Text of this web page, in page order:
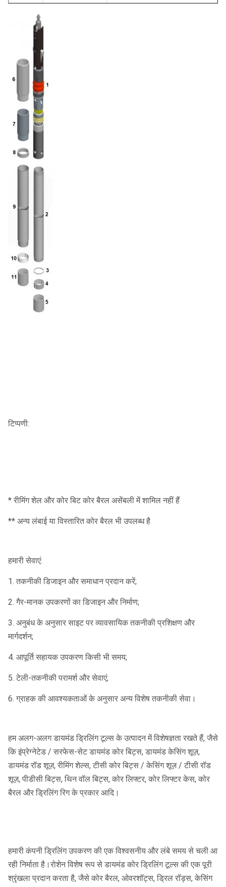
टिप्पणी:
* रीमिंग शेल और कोर बिट कोर बैरल असेंबली में शामिल नहीं हैं
** अन्य लंबाई या विस्तारित कोर बैरल भी उपलब्ध है
हमारी सेवाएं:
1. तकनीकी डिजाइन और समाधान प्रदान करें;
2. गैर-मानक उपकरणों का डिजाइन और निर्माण;
3. अनुबंध के अनुसार साइट पर व्यावसायिक तकनीकी प्रशिक्षण और
मार्गदर्शन;
4. आपूर्ति सहायक उपकरण किसी भी समय;
5. टेली-तकनीकी परामर्श और सेवाएं;
6. ग्राहक की आवश्यकताओं के अनुसार अन्य विशेष तकनीकी सेवा।
हम अलग-अलग डायमंड ड्रिलिंग टूल्स के उत्पादन में विशेषज्ञता रखते हैं, जैसे
कि इंप्रेग्नेटेड / सरफेस-सेट डायमंड कोर बिट्स, डायमंड केसिंग शूज़,
डायमंड रॉड शूज़, रीमिंग शेल्स, टीसी कोर बिट्स / केसिंग शूज़ / टीसी रॉड
शूज़, पीडीसी बिट्स, थिन वॉल बिट्स, कोर लिफ्टर, कोर लिफ्टर केस, कोर
बैरल और ड्रिलिंग रिग के प्रकार आदि।
हमारी कंपनी ड्रिलिंग उपकरण की एक विश्वसनीय और लंबे समय से चली आ
रही निर्माता है।रोशेन विशेष रूप से डायमंड कोर ड्रिलिंग टूल्स की एक पूरी
श्रृंखला प्रदान करता है, जैसे कोर बैरल, ओवरशॉट्स, ड्रिल रॉड्स, केसिंग